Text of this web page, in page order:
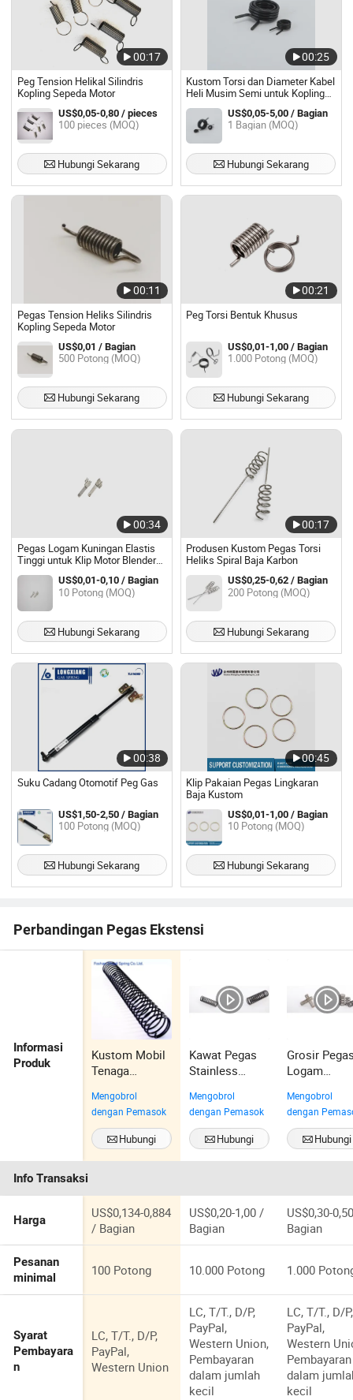
00:17
Peg Tension Helikal Silindris
Kopling Sepeda Motor
US$0,05-0,80 / pieces
100 pieces (MOQ)
Hubungi Sekarang
00:25
Kustom Torsi dan Diameter Kabel
Heli Musim Semi untuk Kopling
Otomotif, Engsel Furnitur &
Perangkat Mekanis Musim Semi
Torsi
US$0,05-5,00 / Bagian
1 Bagian (MOQ)
Hubungi Sekarang
00:11
Pegas Tension Heliks Silindris
Kopling Sepeda Motor
US$0,01 / Bagian
500 Potong (MOQ)
Hubungi Sekarang
00:21
Peg Torsi Bentuk Khusus
US$0,01-1,00 / Bagian
1.000 Potong (MOQ)
Hubungi Sekarang
00:34
Pegas Logam Kuningan Elastis
Tinggi untuk Klip Motor Blender
Portabel
US$0,01-0,10 / Bagian
10 Potong (MOQ)
Hubungi Sekarang
00:17
Produsen Kustom Pegas Torsi
Heliks Spiral Baja Karbon
US$0,25-0,62 / Bagian
200 Potong (MOQ)
Hubungi Sekarang
00:38
Suku Cadang Otomotif Peg Gas
US$1,50-2,50 / Bagian
100 Potong (MOQ)
Hubungi Sekarang
00:45
Klip Pakaian Pegas Lingkaran
Baja Kustom
US$0,01-1,00 / Bagian
10 Potong (MOQ)
Hubungi Sekarang
Perbandingan Pegas Ekstensi
Informasi
Produk
Kustom Mobil
Tenaga
Transmisi
Kumparan
Kompresi
Torsi Tension
Helikal Spiral
Kopling Bagian
Disk Pelat
Tekanan
Penutup
Pegas Kopling
Mengobrol
dengan Pemasok
Hubungi
Sekarang
Kawat Pegas
Stainless
dalam Tension
Mengobrol
dengan Pemasok
Hubungi
Sekarang
Grosir
Logam
Ringan
Kompresi
Mengobrol
dengan
Hubungi
Sekarang
Info Transaksi
Harga
US$0,134-0,884
/ Bagian
US$0,20-1,00 /
Bagian
US$0,30-
Bagian
Pesanan
minimal
100 Potong 10.000 Potong 1.000
Syarat
Pembayara
n
LC, T/T., D/P,
PayPal,
Western Union
LC, T/T., D/P,
PayPal,
Western Union,
Pembayaran
dalam jumlah
kecil
LC, T/T., D/P,
PayPal,
Western
Pembayaran
dalam
kecil